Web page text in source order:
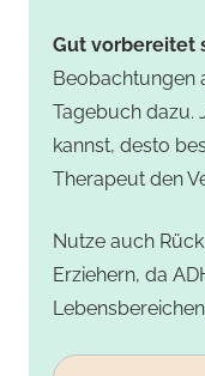
Gut vorbereitet
Beobachtungen
Tagebuch dazu.
kannst, desto
Therapeut den
Nutze auch
Erziehern, da